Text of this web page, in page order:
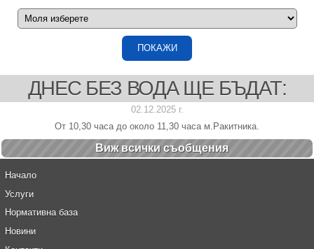
ДНЕС БЕЗ ВОДА ЩЕ БЪДАТ:
02.12.2025 г.
От 10,30 часа до около 11,30 часа м.Ракитника.
Виж всички cъобщения
Начало
Услуги
Нормативна база
Новини